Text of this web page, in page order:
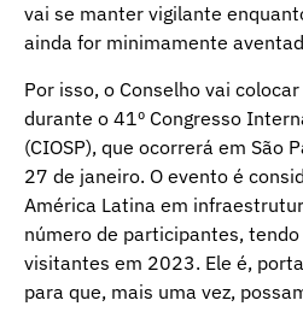
vai se manter vigilante
ainda for minimamente
Por isso, o Conselho vai
durante o 41º Congresso
(CIOSP), que ocorrerá em São
27 de janeiro. O evento é
América Latina em
número de participantes,
visitantes em 2023. Ele é,
para que, mais uma vez,